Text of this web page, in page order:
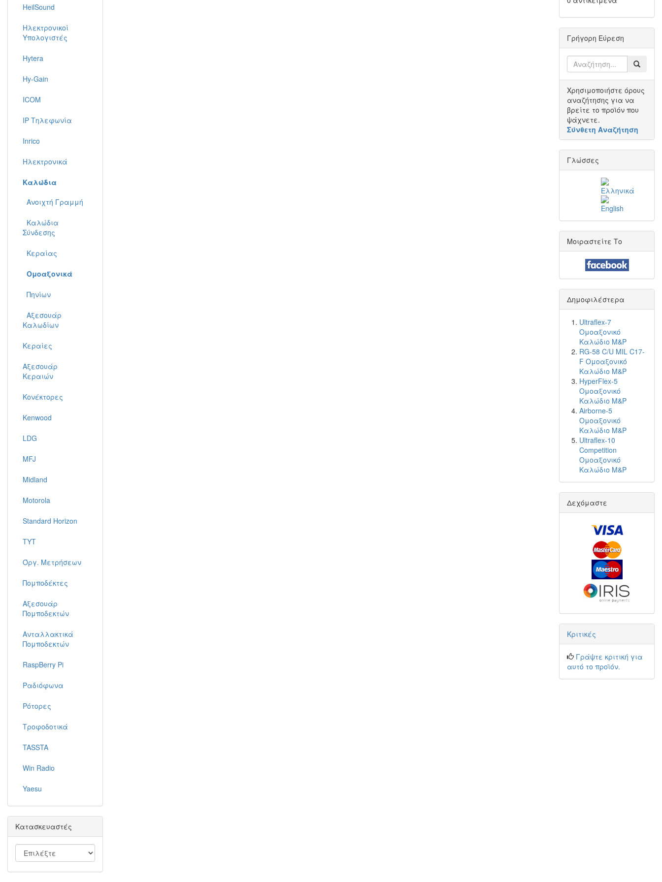
HeilSound
Ηλεκτρονικοί
Υπολογιστές
Hytera
Hy-Gain
ICOM
IP Τηλεφωνία
Inrico
Ηλεκτρονικά
Καλώδια
Ανοιχτή Γραμμή
Καλώδια
Σύνδεσης
Κεραίας
Ομοαξονικά
Πηνίων
Αξεσουάρ
Καλωδίων
Κεραίες
Αξεσουάρ
Κεραιών
Κονέκτορες
Kenwood
LDG
MFJ
Midland
Motorola
Standard Horizon
TYT
Όργ. Μετρήσεων
Πομποδέκτες
Αξεσουάρ
Πομποδεκτών
Ανταλλακτικά
Πομποδεκτών
RaspBerry Pi
Ραδιόφωνα
Ρότορες
Τροφοδοτικά
TASSTA
Win Radio
Yaesu
Κατασκευαστές
Γρήγορη Εύρεση
Χρησιμοποιήστε όρους
αναζήτησης για να
βρείτε το προϊόν που
ψάχνετε.
Σύνθετη Αναζήτηση
Γλώσσες
Μοιραστείτε Το
Δημοφιλέστερα
Ultraflex-7
Ομοαξονικό
Καλώδιο M&P
RG-58 C/U MIL C17-
F Ομοαξονικό
Καλώδιο M&P
HyperFlex-5
Ομοαξονικό
Καλώδιο M&P
Airborne-5
Ομοαξονικό
Καλώδιο M&P
Ultraflex-10
Competition
Ομοαξονικό
Καλώδιο M&P
Δεχόμαστε
Κριτικές
Γράψτε κριτική για
αυτό το προϊόν.